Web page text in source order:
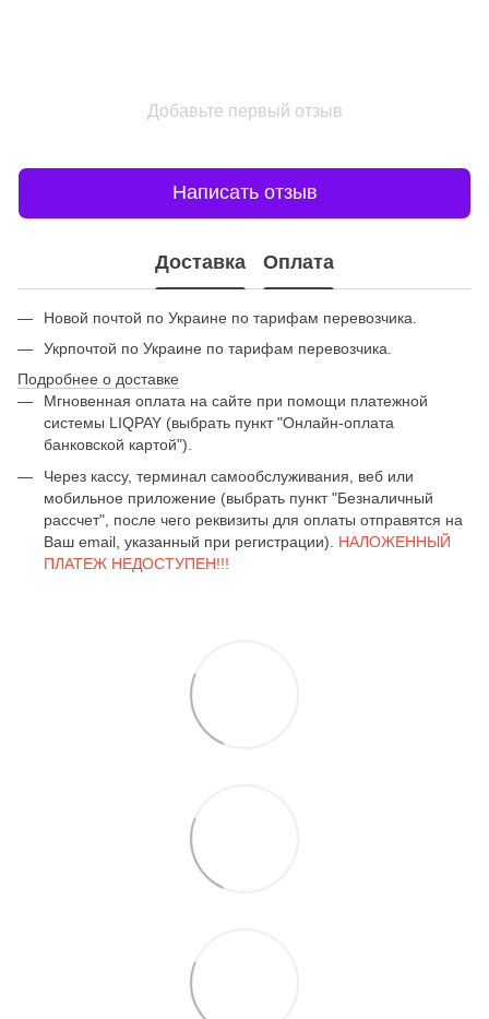
Добавьте первый отзыв
Написать отзыв
Доставка Оплата
Новой почтой по Украине по тарифам перевозчика.
Укрпочтой по Украине по тарифам перевозчика.
Подробнее о доставке
Мгновенная оплата на сайте при помощи платежной
системы LIQPAY (выбрать пункт "Онлайн-оплата
банковской картой").
Через кассу, терминал самообслуживания, веб или
мобильное приложение (выбрать пункт "Безналичный
рассчет", после чего реквизиты для оплаты отправятся на
Ваш email, указанный при регистрации). НАЛОЖЕННЫЙ
ПЛАТЕЖ НЕДОСТУПЕН!!!